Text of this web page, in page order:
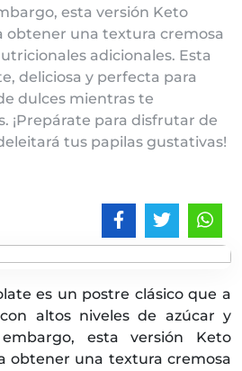
esta versión Keto
obtener una textura cremosa
adicionales. Esta
deliciosa y perfecta para
dulces mientras te
¡Prepárate para disfrutar de
tus papilas gustativas!
es un postre clásico que a
altos niveles de azúcar y
esta versión Keto
obtener una textura cremosa